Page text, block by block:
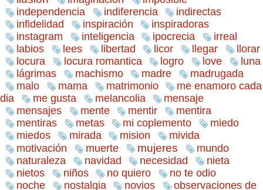
independencia
indiferencia
indirectas
infidelidad
inspiración
inspiradoras
instagram
inteligencia ipocrecia
irreal
labios
lees libertad licor llegar
llorar
locura
locura romantica logro love
luna
lágrimas
machismo madre
madrugada
malo
mama matrimonio
me enamoro cada
dia
me gusta melancolia
mensaje
mensajes
mente mentir
mentira
mentiras
metas mi coplemento
miedo
miedos
mirada mision
mivida
motivación
muerte mujeres
mundo
naturaleza
navidad necesidad
nieta
nietos
niños no quiero
no te odio
noche
nostalgia novios
observaciones de